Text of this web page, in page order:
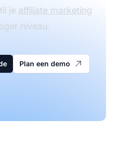
je affiliate marketing
niveau.
Plan een demo